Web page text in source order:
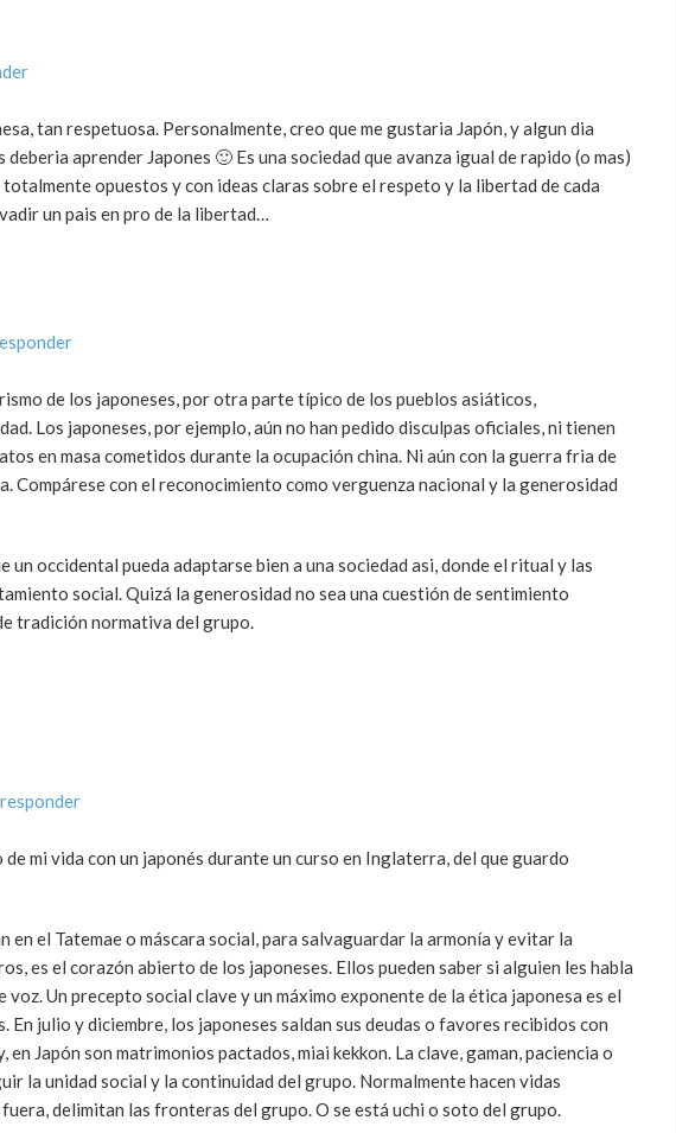
tan respetuosa. Personalmente, creo que me gustaria Japón, y algun dia
aprender Japones 🙂 Es una sociedad que avanza igual de rapido (o mas)
opuestos y con ideas claras sobre el respeto y la libertad de cada
un pais en pro de la libertad…
de los japoneses, por otra parte típico de los pueblos asiáticos,
Los japoneses, por ejemplo, aún no han pedido disculpas oficiales, ni tienen
en masa cometidos durante la ocupación china. Ni aún con la guerra fria de
Compárese con el reconocimiento como verguenza nacional y la generosidad
un occidental pueda adaptarse bien a una sociedad asi, donde el ritual y las
social. Quizá la generosidad no sea una cuestión de sentimiento
tradición normativa del grupo.
mi vida con un japonés durante un curso en Inglaterra, del que guardo
en el Tatemae o máscara social, para salvaguardar la armonía y evitar la
es el corazón abierto de los japoneses. Ellos pueden saber si alguien les habla
Un precepto social clave y un máximo exponente de la ética japonesa es el
julio y diciembre, los japoneses saldan sus deudas o favores recibidos con
Japón son matrimonios pactados, miai kekkon. La clave, gaman, paciencia o
la unidad social y la continuidad del grupo. Normalmente hacen vidas
delimitan las fronteras del grupo. O se está uchi o soto del grupo.